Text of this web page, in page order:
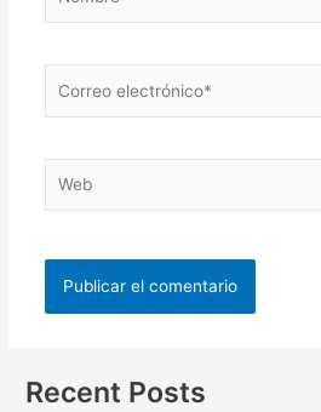
Recent Posts